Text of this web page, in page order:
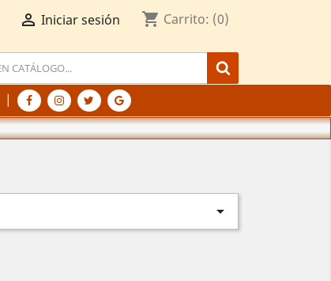
 Iniciar sesión shopping_cart Carrito: (0)
|
